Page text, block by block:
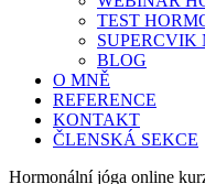
TEST
SUPERCVIK
BLOG
O MNĚ
REFERENCE
KONTAKT
ČLENSKÁ SEKCE
Hormonální jóga online